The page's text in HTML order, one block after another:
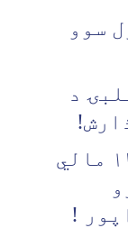
سوو
د
۳: په مکمل ډول د روان ۱۴۰۱ مالي
!